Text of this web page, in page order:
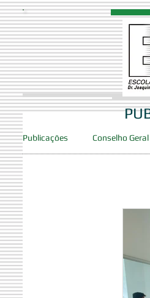
Publicações Conselho Geral